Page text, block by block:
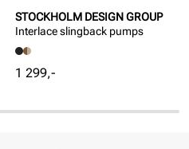
STOCKHOLM DESIGN GROUP
Interlace slingback pumps
Pris
1 299,-